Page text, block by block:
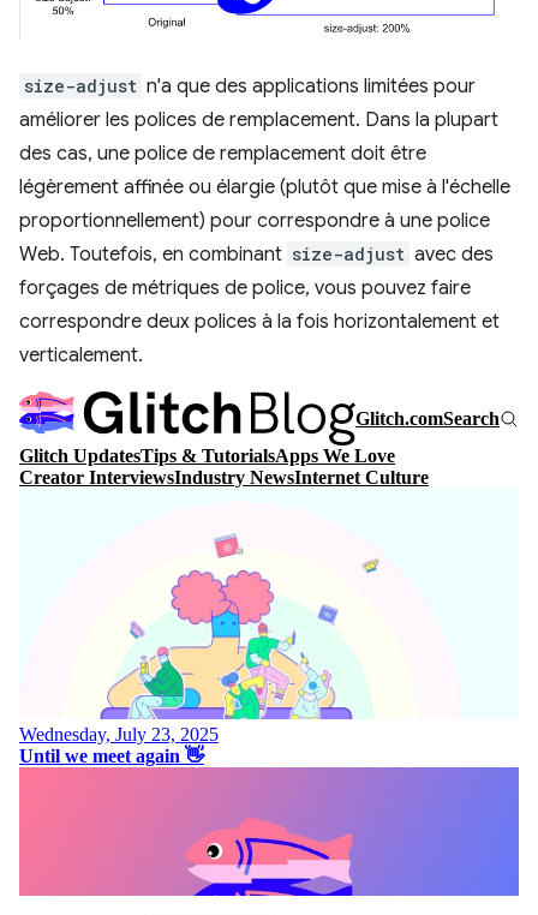
size-adjust n'a que des applications limitées pour
améliorer les polices de remplacement. Dans la plupart
des cas, une police de remplacement doit être
légèrement affinée ou élargie (plutôt que mise à l'échelle
proportionnellement) pour correspondre à une police
Web. Toutefois, en combinant size-adjust avec des
forçages de métriques de police, vous pouvez faire
correspondre deux polices à la fois horizontalement et
verticalement.